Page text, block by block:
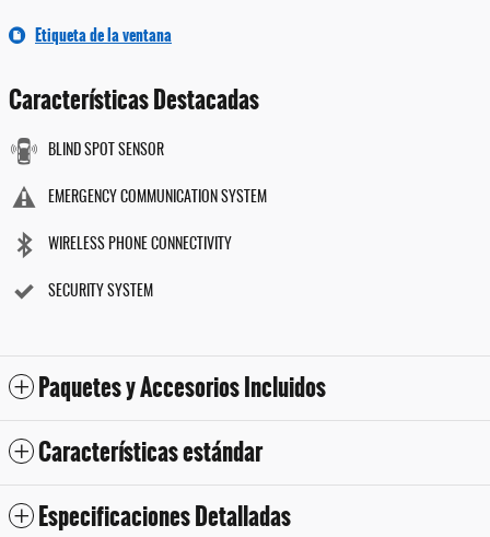
Etiqueta de la ventana
Características Destacadas
BLIND SPOT SENSOR
EMERGENCY COMMUNICATION SYSTEM
WIRELESS PHONE CONNECTIVITY
SECURITY SYSTEM
Paquetes y Accesorios Incluidos
Características estándar
Especificaciones Detalladas